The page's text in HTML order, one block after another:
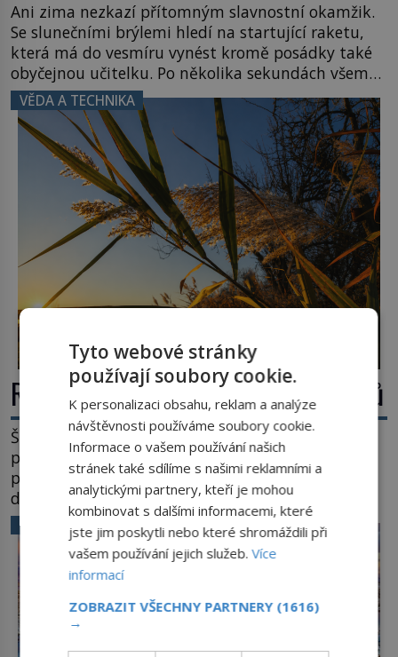
Ani zima nezkazí přítomným slavnostní okamžik.
Se slunečními brýlemi hledí na startující raketu,
která má do vesmíru vynést kromě posádky také
obyčejnou učitelku. Po několika sekundách všem
ztuhnou úsměvy, stroj totiž exploduje. Jejich
konstrukce není z levného kraje, daňové
poplatníky stojí miliardy dolarů. Na druhou stranu
zvládnou jen představitelné věci. Na malé kousky
Název: Columbia První […]
VĚDA A TECHNIKA
Rákos: Nenápadný poklad z mokřadů
Šumí ve větru na březích rybníků, ukrývá vodní
ptáky a mnozí kolem něj procházejí bez
povšimnutí. Přesto právě rákos pomáhal stavět
domy, vyrábět lodě, zapisovat první texty a
inspiroval řadu pověstí. Tato skromná, ale
užitečná rostlina provází člověka už tisíce let.
Většina lidí vnímá rákos jen jako obyčejnou kulisu
letního koupání. Stačí se však podívat […]
VĚDA A TECHNIKA
Tyto webové stránky
používají soubory cookie.
K personalizaci obsahu, reklam a analýze
návštěvnosti používáme soubory cookie.
Informace o vašem používání našich
stránek také sdílíme s našimi reklamními a
analytickými partnery, kteří je mohou
kombinovat s dalšími informacemi, které
jste jim poskytli nebo které shromáždili při
vašem používání jejich služeb.Více
informací
ZOBRAZIT VŠECHNY PARTNERY (1616)
→